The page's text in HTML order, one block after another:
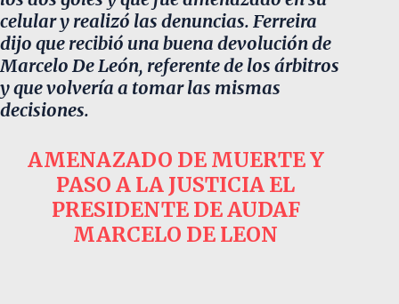
celular y realizó las denuncias. Ferreira
dijo que recibió una buena devolución de
Marcelo De León, referente de los árbitros
y que volvería a tomar las mismas
decisiones.
AMENAZADO DE MUERTE Y
PASO A LA JUSTICIA EL
PRESIDENTE DE AUDAF
MARCELO DE LEON